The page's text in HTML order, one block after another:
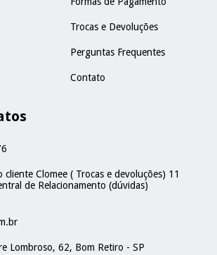
Trocas e Devoluções
Perguntas Frequentes
Contato
Clomee ( Trocas e devoluções) 11
de Relacionamento (dúvidas)
Lombroso, 62, Bom Retiro - SP